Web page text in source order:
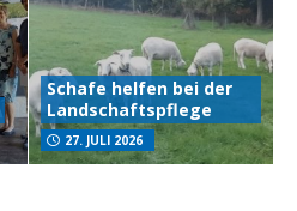
Schafe helfen bei der
Landschaftspflege
27. JULI 2026